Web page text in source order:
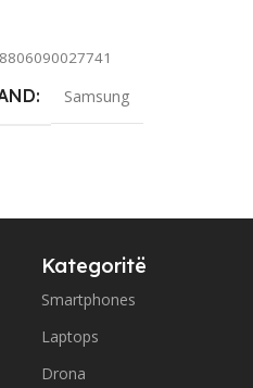
8806090027741
Samsung
Kategoritë
Smartphones
Laptops
Drona